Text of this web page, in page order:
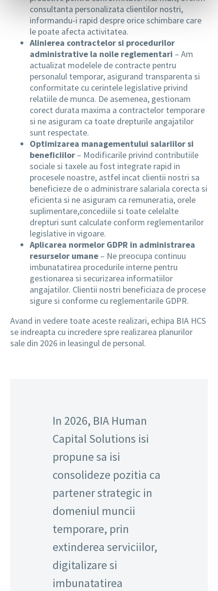
consultanta personalizata clientilor nostri,
informandu-i rapid despre orice schimbare care
le poate afecta activitatea.
Alinierea contractelor si procedurilor
administrative la noile reglementari – Am
actualizat modelele de contracte pentru
personalul temporar, asigurand transparenta si
conformitate cu cerintele legislative privind
relatiile de munca. De asemenea, gestionam
corect durata maxima a contractelor temporare
si ne asiguram ca toate drepturile angajatilor
sunt respectate.
Optimizarea managementului salariilor si
beneficiilor – Modificarile privind contributiile
sociale si taxele au fost integrate rapid in
procesele noastre, astfel incat clientii nostri sa
beneficieze de o administrare salariala corecta si
eficienta si ne asiguram ca remuneratia, orele
suplimentare,concediile si toate celelalte
drepturi sunt calculate conform reglementarilor
legislative in vigoare.
Aplicarea normelor GDPR in administrarea
resurselor umane – Ne preocupa continuu
imbunatatirea procedurile interne pentru
gestionarea si securizarea informatiilor
angajatilor. Clientii nostri beneficiaza de procese
sigure si conforme cu reglementarile GDPR.
Avand in vedere toate aceste realizari, echipa BIA HCS
se indreapta cu incredere spre realizarea planurilor
sale din 2026 in leasingul de personal.
In 2026, BIA Human
Capital Solutions isi
propune sa isi
consolideze pozitia ca
partener strategic in
domeniul muncii
temporare, prin
extinderea serviciilor,
digitalizare si
imbunatatirea